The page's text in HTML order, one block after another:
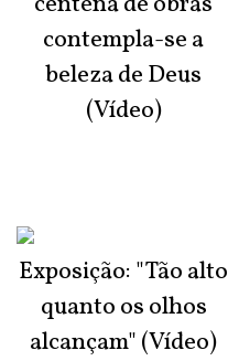
contempla-se a
beleza de Deus
(Vídeo)
Exposição: "Tão alto
quanto os olhos
alcançam" (Vídeo)